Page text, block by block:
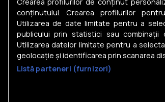
Terenuri de vânzare în Luduș
Despre noi
conținutului. Crearea profilurilor
Utilizarea de date limitate pentru a
publicului prin statistici sau
Utilizarea datelor limitate pentru a
geolocație și identificarea prin scanarea
Listă parteneri (furnizori)